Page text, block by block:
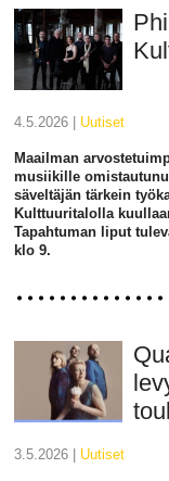
4.5.2026 | uutiset
Maailman
musiikille
säveltäjän tärkein
Kulttuuritalolla
Tapahtuman liput
klo 9.
3.5.2026 | uutiset